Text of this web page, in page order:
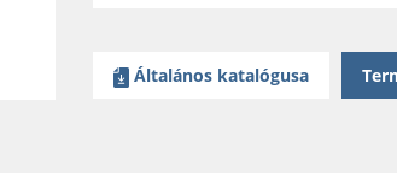
Általános katalógusa